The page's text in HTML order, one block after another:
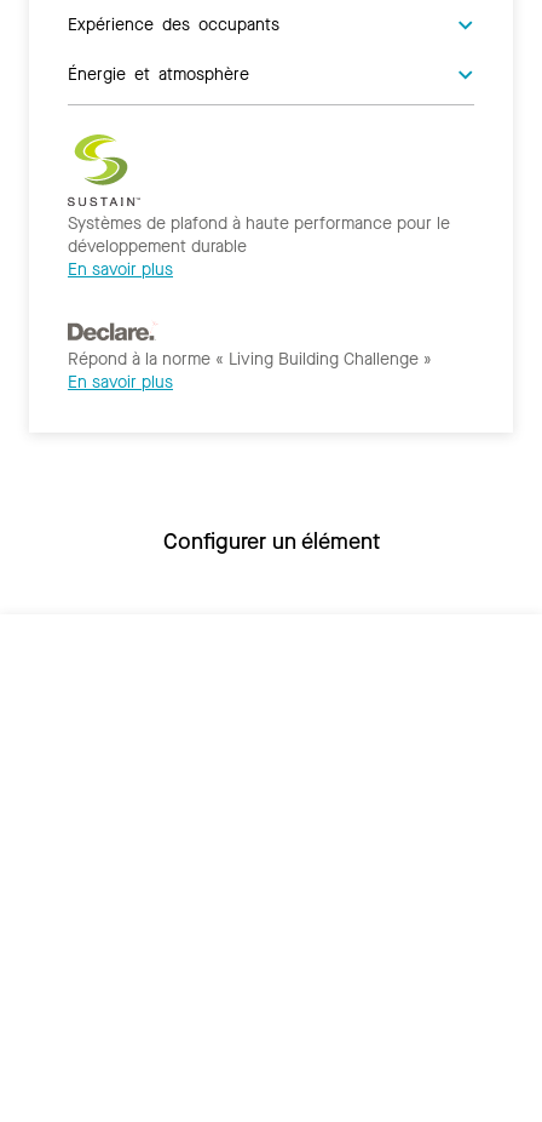
Expérience des occupants
Énergie et atmosphère
Systèmes de plafond à haute performance pour le
développement durable
En savoir plus
Répond à la norme « Living Building Challenge »
En savoir plus
Configurer un élément